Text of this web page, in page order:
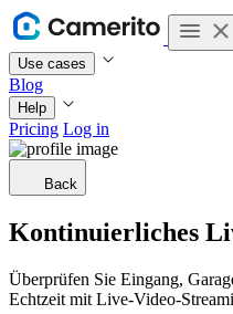
Use cases
Blog
Help
Pricing Log in
Back
Kontinuierliches
Überprüfen Sie Eingang,
Echtzeit mit Live-Video-